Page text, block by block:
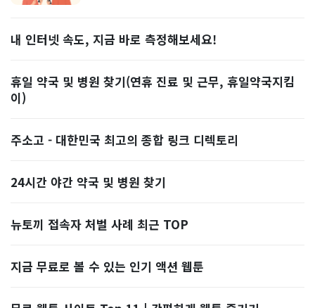
내 인터넷 속도, 지금 바로 측정해보세요!
휴일 약국 및 병원 찾기(연휴 진료 및 근무, 휴일약국지킴
이)
주소고 - 대한민국 최고의 종합 링크 디렉토리
24시간 야간 약국 및 병원 찾기
뉴토끼 접속자 처벌 사례 최근 TOP
지금 무료로 볼 수 있는 인기 액션 웹툰